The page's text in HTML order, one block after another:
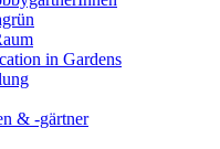
in Gardens
& -gärtner